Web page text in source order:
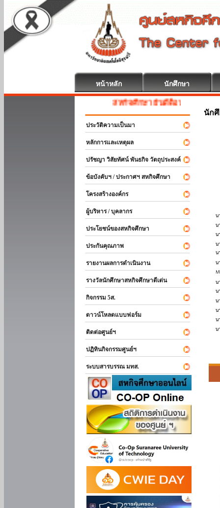
หน้าหลัก นักศึกษา
สหกิจศึกษา ยินดีต้อนรับ
ประวัติความเป็นมา
หลักการและเหตุผล
ปรัชญา วิสัยทัศน์ พันธกิจ วัตถุประสงค์
ข้อบังคับฯ / ประกาศฯ สหกิจศึกษา
โครงสร้างองค์กร
ผู้บริหาร / บุคลากร
ประโยชน์ของสหกิจศึกษา
ประกันคุณภาพ
รายงานผลการดำเนินงาน
รางวัลนักศึกษาสหกิจศึกษาดีเด่น
กิจกรรม 5ส.
ดาวน์โหลดแบบฟอร์ม
ติดต่อศูนย์ฯ
ปฏิทินกิจกรรมศูนย์ฯ
ระบบสารบรรณ มทส.
นัก